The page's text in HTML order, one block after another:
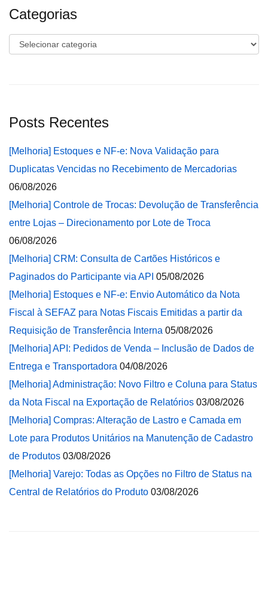
Categorias
Categorias
Posts Recentes
[Melhoria] Estoques e NF-e: Nova Validação para
Duplicatas Vencidas no Recebimento de Mercadorias
06/08/2026
[Melhoria] Controle de Trocas: Devolução de Transferência
entre Lojas – Direcionamento por Lote de Troca
06/08/2026
[Melhoria] CRM: Consulta de Cartões Históricos e
Paginados do Participante via API 05/08/2026
[Melhoria] Estoques e NF-e: Envio Automático da Nota
Fiscal à SEFAZ para Notas Fiscais Emitidas a partir da
Requisição de Transferência Interna 05/08/2026
[Melhoria] API: Pedidos de Venda – Inclusão de Dados de
Entrega e Transportadora 04/08/2026
[Melhoria] Administração: Novo Filtro e Coluna para Status
da Nota Fiscal na Exportação de Relatórios 03/08/2026
[Melhoria] Compras: Alteração de Lastro e Camada em
Lote para Produtos Unitários na Manutenção de Cadastro
de Produtos 03/08/2026
[Melhoria] Varejo: Todas as Opções no Filtro de Status na
Central de Relatórios do Produto 03/08/2026